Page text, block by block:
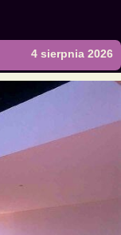
4 sierpnia 2026